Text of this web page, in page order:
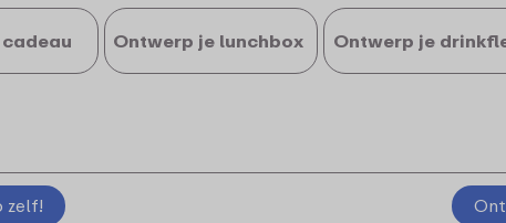
Ontwerp je lunchbox Ontwerp je
zelf!